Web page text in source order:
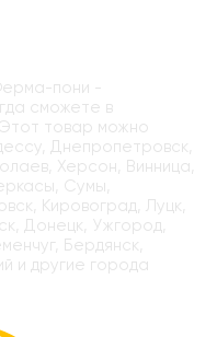
пони -
сможете в
товар можно
Днепропетровск,
Херсон, Винница,
Сумы,
Кировоград, Луцк,
Донецк, Ужгород,
Бердянск,
и другие города